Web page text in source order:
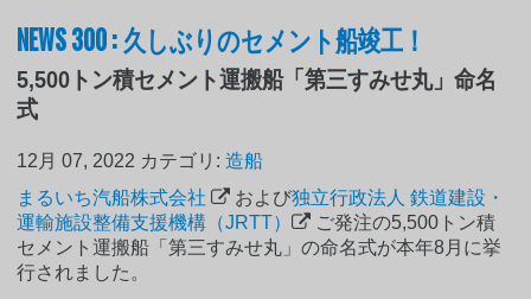
NEWS 300 : 久しぶりのセメント船竣工！
5,500トン積セメント運搬船「第三すみせ丸」命名
式
12月 07, 2022 カテゴリ:造船
まるいち汽船株式会社
および独立行政法人 鉄道建設・
運輸施設整備支援機構（JRTT）
ご発注の5,500トン積
セメント運搬船「第三すみせ丸」の命名式が本年8月に挙
行されました。